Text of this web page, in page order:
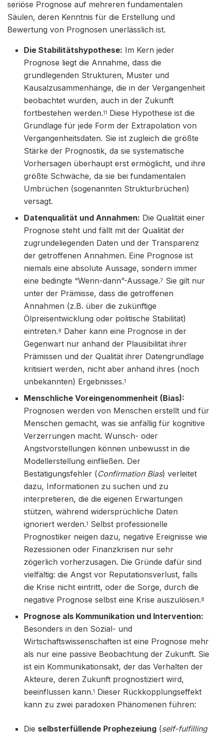
seriöse Prognose auf mehreren fundamentalen
Säulen, deren Kenntnis für die Erstellung und
Bewertung von Prognosen unerlässlich ist.
Die Stabilitätshypothese: Im Kern jeder
Prognose liegt die Annahme, dass die
grundlegenden Strukturen, Muster und
Kausalzusammenhänge, die in der Vergangenheit
beobachtet wurden, auch in der Zukunft
fortbestehen werden.11 Diese Hypothese ist die
Grundlage für jede Form der Extrapolation von
Vergangenheitsdaten. Sie ist zugleich die größte
Stärke der Prognostik, da sie systematische
Vorhersagen überhaupt erst ermöglicht, und ihre
größte Schwäche, da sie bei fundamentalen
Umbrüchen (sogenannten Strukturbrüchen)
versagt.
Datenqualität und Annahmen: Die Qualität einer
Prognose steht und fällt mit der Qualität der
zugrundeliegenden Daten und der Transparenz
der getroffenen Annahmen. Eine Prognose ist
niemals eine absolute Aussage, sondern immer
eine bedingte “Wenn-dann”-Aussage.7 Sie gilt nur
unter der Prämisse, dass die getroffenen
Annahmen (z.B. über die zukünftige
Ölpreisentwicklung oder politische Stabilität)
eintreten.8 Daher kann eine Prognose in der
Gegenwart nur anhand der Plausibilität ihrer
Prämissen und der Qualität ihrer Datengrundlage
kritisiert werden, nicht aber anhand ihres (noch
unbekannten) Ergebnisses.1
Menschliche Voreingenommenheit (Bias):
Prognosen werden von Menschen erstellt und für
Menschen gemacht, was sie anfällig für kognitive
Verzerrungen macht. Wunsch- oder
Angstvorstellungen können unbewusst in die
Modellerstellung einfließen. Der
Bestätigungsfehler (Confirmation Bias) verleitet
dazu, Informationen zu suchen und zu
interpretieren, die die eigenen Erwartungen
stützen, während widersprüchliche Daten
ignoriert werden.1 Selbst professionelle
Prognostiker neigen dazu, negative Ereignisse wie
Rezessionen oder Finanzkrisen nur sehr
zögerlich vorherzusagen. Die Gründe dafür sind
vielfältig: die Angst vor Reputationsverlust, falls
die Krise nicht eintritt, oder die Sorge, durch die
negative Prognose selbst eine Krise auszulösen.8
Prognose als Kommunikation und Intervention:
Besonders in den Sozial- und
Wirtschaftswissenschaften ist eine Prognose mehr
als nur eine passive Beobachtung der Zukunft. Sie
ist ein Kommunikationsakt, der das Verhalten der
Akteure, deren Zukunft prognostiziert wird,
beeinflussen kann.1 Dieser Rückkopplungseffekt
kann zu zwei paradoxen Phänomenen führen:
Die selbsterfüllende Prophezeiung (self-fulfilling